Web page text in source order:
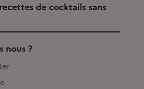
de cocktails sans
nous ?